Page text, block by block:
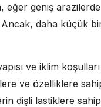
eğer geniş
daha küçük
ve iklim
ve özelliklere
dişli lastiklere